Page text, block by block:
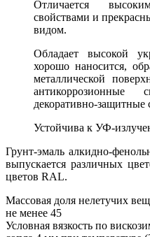
Отличается
свойствами и
видом.
Обладает высокой
хорошо наносится,
металлической
антикоррозионные
декоративно-защитные
Устойчива к УФ-
Грунт-эмаль алкидно-
выпускается различных
цветов RAL.
Массовая доля нелетучих
не менее 45
Условная вязкость по